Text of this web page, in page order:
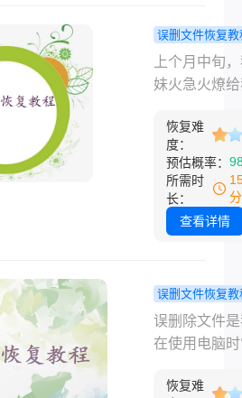
他反应过来
经拔下来了
我：“U盘误
误删文件恢复教
盘照片删了
站也清空了
试过这几招
上个月中旬
妹火急火燎
哭腔——她趁
出去玩拍了
张照片，存
一个叫“旅行
的文件夹里
过神来发现
也顺手清空
急得不行：
照片删了回
空了怎么找
恢复难
度：
预估概率：
所需时
长：
查看详情
误删文件恢复教
删除文件怎
复？分享几
松掌握!！
误删除文件
在使用电脑
要的文件被
恢复难